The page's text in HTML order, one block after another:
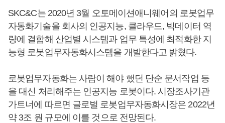
SKC&C는 2020년 3월 오토메이션애니웨어의 로봇업무
자동화기술을 회사의 인공지능, 클라우드, 빅데이터 역
량에 결합해 산업별 시스템과 업무 특성에 최적화한 지
능형 로봇업무자동화시스템을 개발한다고 밝혔다.
로봇업무자동화는 사람이 해야 했던 단순 문서작업 등
을 대신 처리해주는 인공지능 로봇이다. 시장조사기관
가트너에 따르면 글로벌 로봇업무자동화시장은 2022년
약 3조 원 규모에 이를 것으로 전망된다.